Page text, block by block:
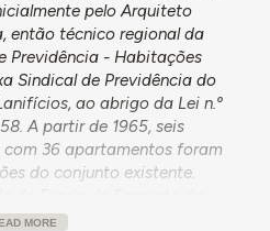
pelo Arquiteto
então técnico regional da
Previdência - Habitações
Sindical de Previdência do
ao abrigo da Lei n.º
A partir de 1965, seis
36 apartamentos foram
do conjunto existente.
outros 11 blocos de
MORE